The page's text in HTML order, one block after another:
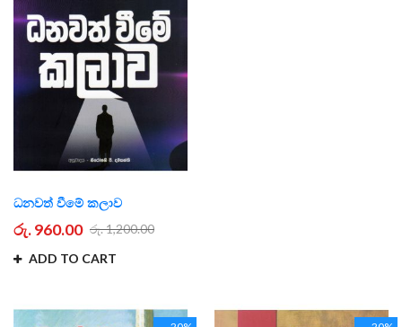
ධනවත් වීමේ කලාව
රු. 960.00 රු. 1,200.00
ADD TO CART